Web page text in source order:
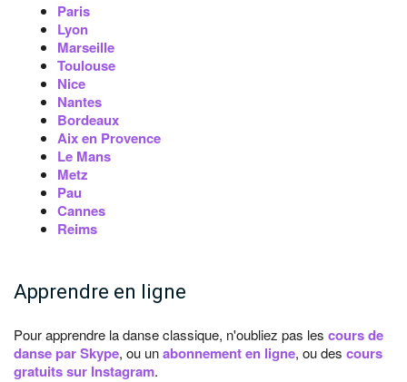
Paris
Lyon
Marseille
Toulouse
Nice
Nantes
Bordeaux
Aix en Provence
Le Mans
Metz
Pau
Cannes
Reims
Apprendre en ligne
Pour apprendre la danse classique, n'oubliez pas les cours de
danse par Skype, ou unabonnement en ligne, ou des cours
gratuits sur Instagram.